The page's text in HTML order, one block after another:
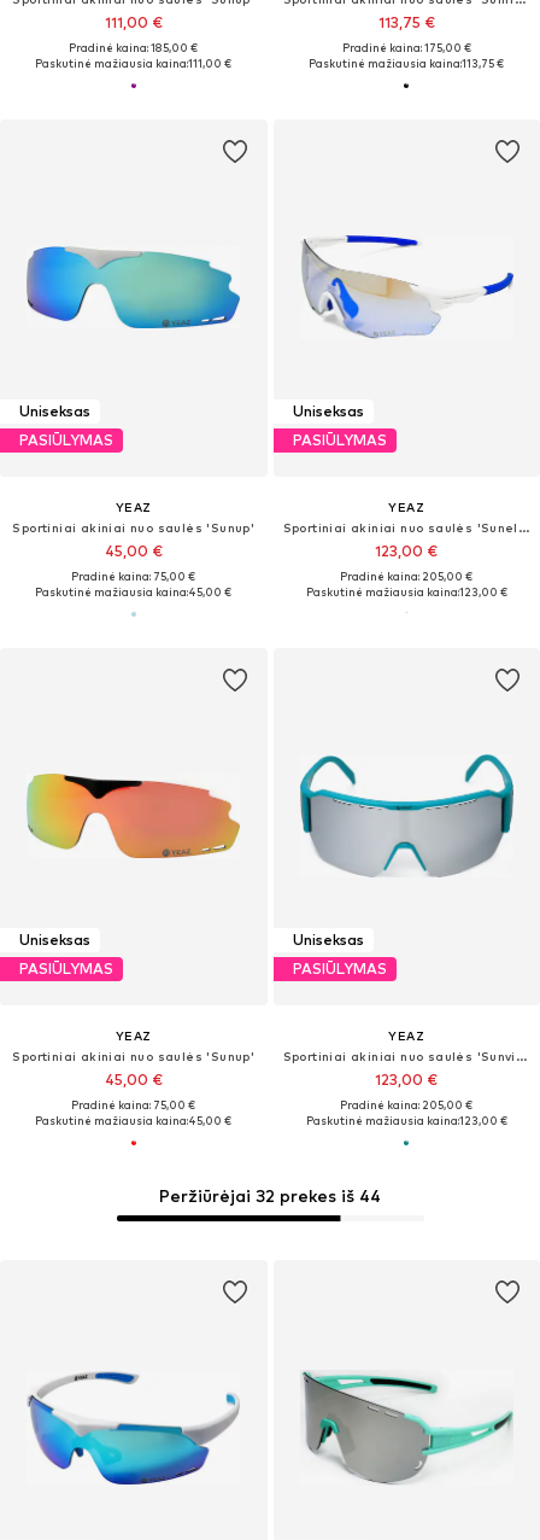
111,00 €
Pradinė kaina: 185,00 €
Paskutinė mažiausia kaina:111,00 €
113,75 €
Pradinė kaina: 175,00 €
Paskutinė mažiausia kaina:113,75 €
Uniseksas
PASIŪLYMAS
YEAZ
Sportiniai akiniai nuo saulės 'Sunup'
45,00 €
Pradinė kaina: 75,00 €
Paskutinė mažiausia kaina:45,00 €
Uniseksas
PASIŪLYMAS
YEAZ
Sportiniai akiniai nuo saulės 'Sunelation'
123,00 €
Pradinė kaina: 205,00 €
Paskutinė mažiausia kaina:123,00 €
Uniseksas
PASIŪLYMAS
YEAZ
Sportiniai akiniai nuo saulės 'Sunup'
45,00 €
Pradinė kaina: 75,00 €
Paskutinė mažiausia kaina:45,00 €
Uniseksas
PASIŪLYMAS
YEAZ
Sportiniai akiniai nuo saulės 'Sunvibe'
123,00 €
Pradinė kaina: 205,00 €
Paskutinė mažiausia kaina:123,00 €
Peržiūrėjai 32 prekes iš 44